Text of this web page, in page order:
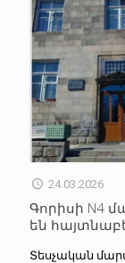
24.03.2026
Գորիսի N4
են
Տեսչական